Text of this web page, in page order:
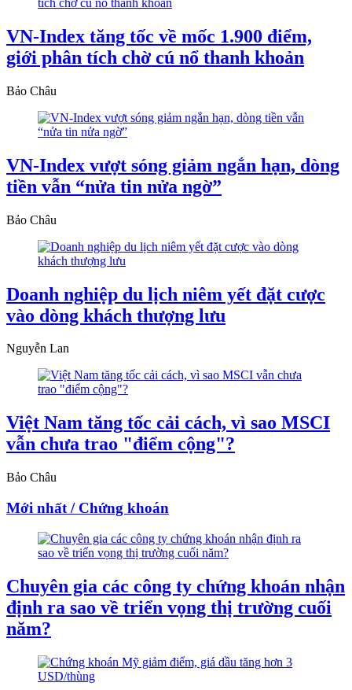
VN-Index tăng tốc về mốc 1.900 điểm,
giới phân tích chờ cú nổ thanh khoản
Bảo Châu
VN-Index vượt sóng giảm ngắn hạn, dòng
tiền vẫn “nửa tin nửa ngờ”
Bảo Châu
Doanh nghiệp du lịch niêm yết đặt cược
vào dòng khách thượng lưu
Nguyễn Lan
Việt Nam tăng tốc cải cách, vì sao MSCI
vẫn chưa trao "điểm cộng"?
Bảo Châu
Mới nhất / Chứng khoán
Chuyên gia các công ty chứng khoán nhận
định ra sao về triển vọng thị trường cuối
năm?